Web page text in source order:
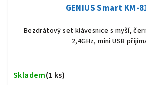
GENIUS Smart KM-
Bezdrátový set klávesnice s myší,
2,4GHz, mini USB
Skladem(1 ks)